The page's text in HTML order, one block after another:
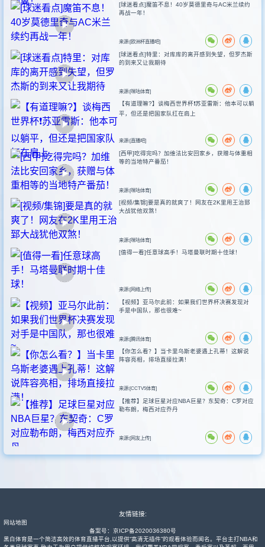
[球迷看点]魔笛不息！40岁莫德里奇与AC米兰续约
再战一年！
来源:[欧洲杯直播吧]
[球迷看点]特里：对库库的离开感到失望，但罗杰斯
的到来又让我期待
来源:[咪咕体育]
【有道理嘛?】谈梅西世界杯❗苏亚雷斯：他本可以躺
平，但还是把国家队扛在肩上
来源:[直播吧]
[西甲]吃得完吗？加维法比安回家乡，获赠与体重相
等的当地特产番茄！
来源:[咪咕体育]
[视频/集锦]要是真的就爽了！网友在2K里用王治郅
大战犹他双煞！
来源:[咪咕体育]
[值得一看]任意球高手！马塔曼联时期十佳球！
来源:[网络上传]
【视频】亚马尔此前：如果我们世界杯决赛发现对
手是中国队，那也很难~
来源:[腾讯体育]
【你怎么看？】当卡里乌斯老婆遇上孔蒂！这解说
阵容亮相，排场直接拉满！
来源:[CCTV5体育]
【推荐】足球巨星对应NBA巨星？东契奇：C罗对应
勒布朗，梅西对应乔丹
来源:[网友上传]
友情链接:
网站地图
备案号： 京ICP备2020036380号
黑白体育是一个简洁高效的体育直播平台,以提供“高清无插件”的观看体验而闻名。平台主打NBA和